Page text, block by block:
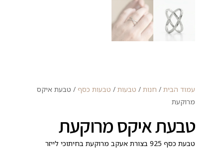
עמוד הבית / חנות / טבעות / טבעות כסף / טבעת איקס
מרוקעת
טבעת איקס מרוקעת
טבעת כסף 925 בצורת אעקב מרוקעת בחיתוכי לייזר